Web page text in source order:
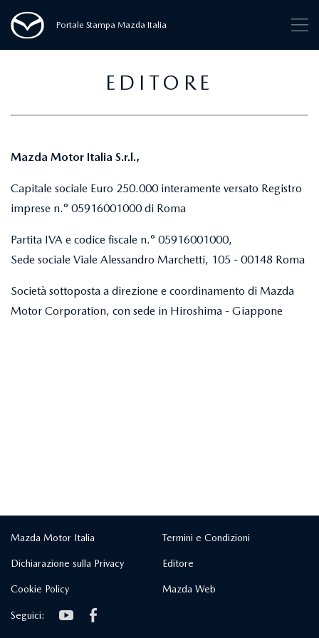
Portale Stampa Mazda Italia
EDITORE
Mazda Motor Italia S.r.l.,
Capitale sociale Euro 250.000 interamente versato Registro
imprese n.° 05916001000 di Roma
Partita IVA e codice fiscale n.° 05916001000,
Sede sociale Viale Alessandro Marchetti, 105 - 00148 Roma
Società sottoposta a direzione e coordinamento di Mazda
Motor Corporation, con sede in Hiroshima - Giappone
Mazda Motor Italia Termini e Condizioni
Dichiarazione sulla Privacy Editore
Cookie Policy Mazda Web
Seguici: